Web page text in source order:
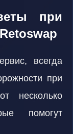
при
всегда
при
несколько
помогут